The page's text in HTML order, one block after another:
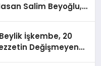
modern yaşam
Salim Beyoğlu,
İşkembe, 20
Değişmeyen